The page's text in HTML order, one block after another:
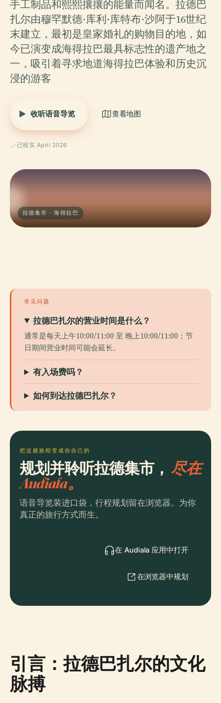
手工制品和熙熙攘攘的能量而闻名。拉德巴
扎尔由穆罕默德·库利·库特布·沙阿于16世纪
末建立，最初是皇家婚礼的购物目的地，如
今已演变成海得拉巴最具标志性的遗产地之
一，吸引着寻求地道海得拉巴体验和历史沉
浸的游客
收听语音导览 查看地图
已核实 April 2026
拉德集市 · 海得拉巴
常见问题
拉德巴扎尔的营业时间是什么？
通常是每天上午10:00/11:00 至 晚上10:00/11:00；节
日期间营业时间可能会延长。
有入场费吗？
如何到达拉德巴扎尔？
把这趟旅程变成你自己的
规划并聆听拉德集市，尽在
Audiala。
语音导览装进口袋，行程规划留在浏览器。为你
真正的旅行方式而生。
在 Audiala 应用中打开
在浏览器中规划
引言：拉德巴扎尔的文化
脉搏